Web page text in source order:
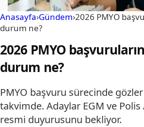
Anasayfa›Gündem›2026 PMYO
durum ne?
2026 PMYO
durum ne?
PMYO başvuru sürecinde
takvimde. Adaylar EGM ve
resmi duyurusunu bekliyor.